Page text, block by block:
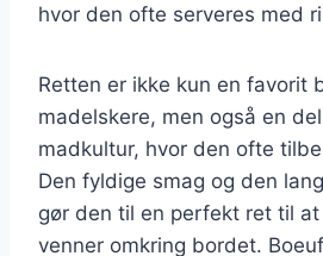
hvor den ofte serveres med
Retten er ikke kun en favorit
madelskere, men også en
madkultur, hvor den ofte
Den fyldige smag og den
gør den til en perfekt ret til
venner omkring bordet.